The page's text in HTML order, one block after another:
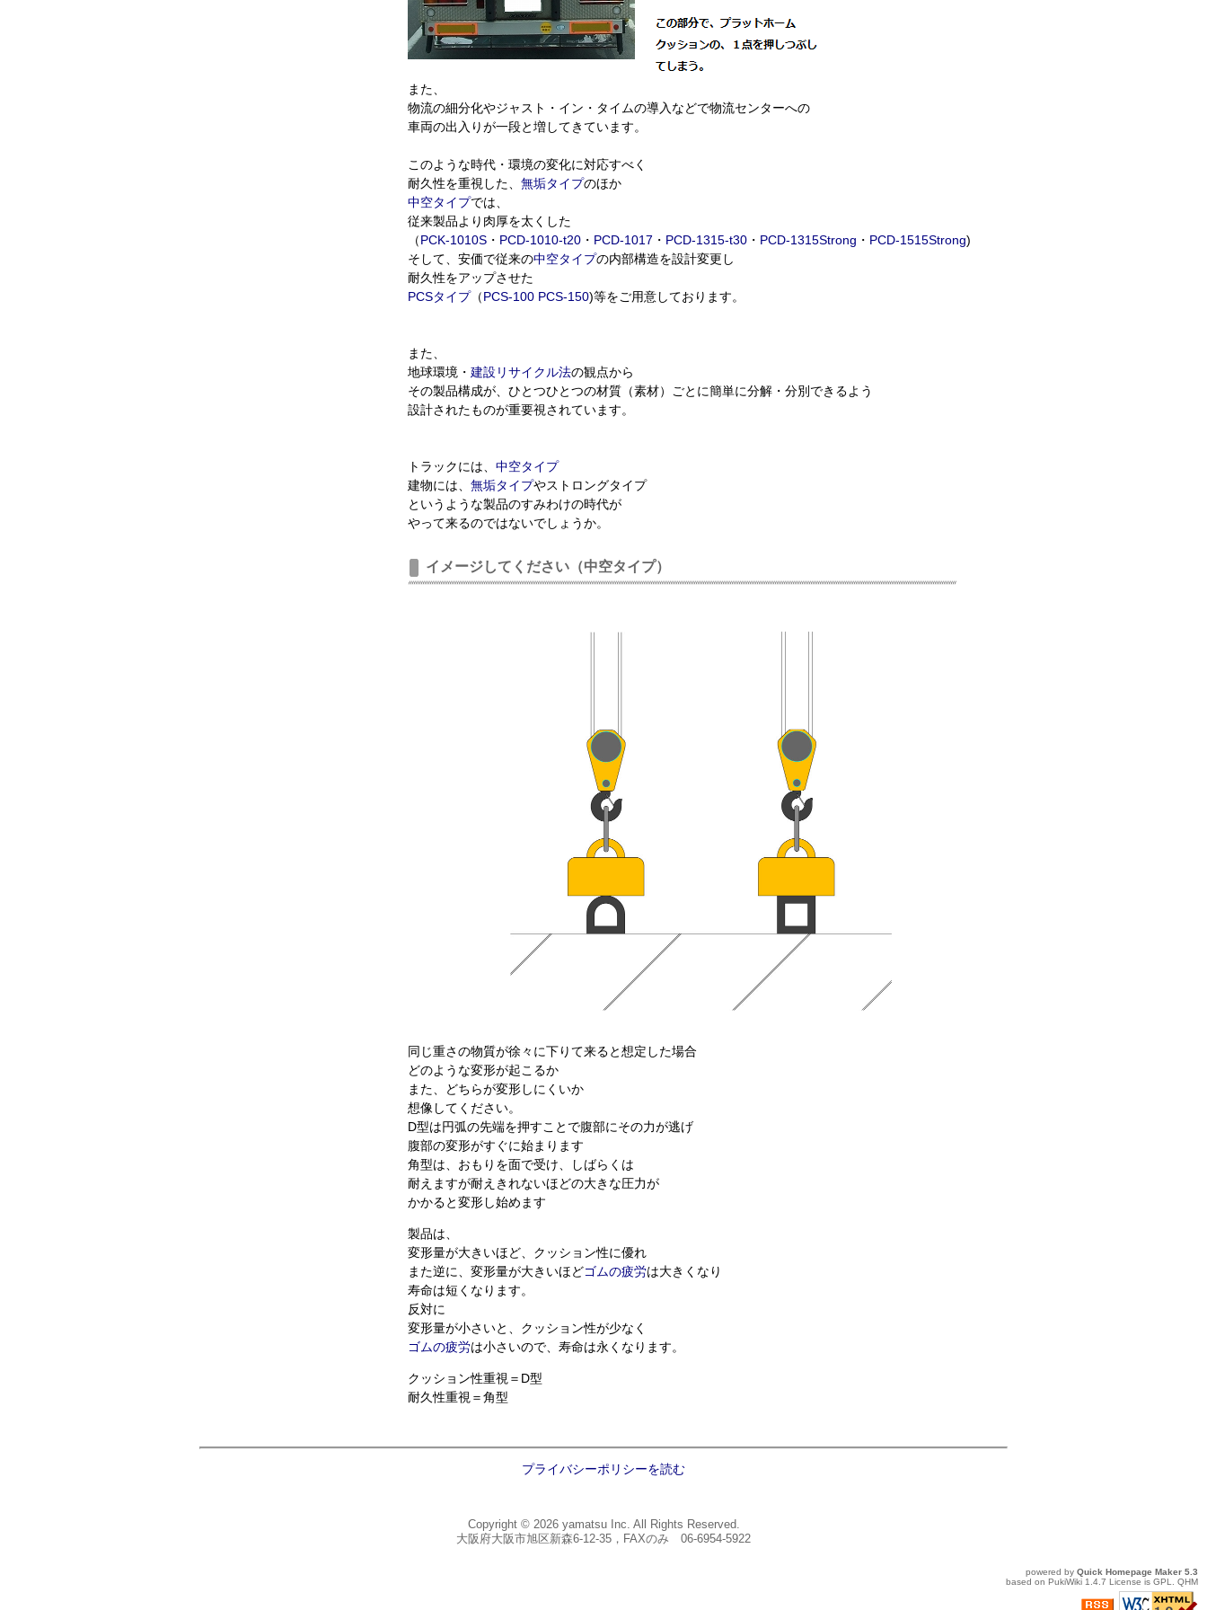
また、
物流の細分化やジャスト・イン・タイムの導入などで物流センターへの
車両の出入りが一段と増してきています。
このような時代・環境の変化に対応すべく
耐久性を重視した、 無垢タイプのほか
中空タイプでは、
従来製品より肉厚を太くした
（PCK-1010S ・ PCD-1010-t20 ・ PCD-1017 ・ PCD-1315-t30 ・ PCD-1315Strong ・ PCD-1515Strong)
そして、安価で従来の中空タイプの内部構造を設計変更し
耐久性をアップさせた
PCSタイプ（PCS-100 PCS-150)等をご用意しております。
また、
地球環境・ 建設リサイクル法の観点から
その製品構成が、ひとつひとつの材質（素材）ごとに簡単に分解・分別できるよう
設計されたものが重要視されています。
トラックには、 中空タイプ
建物には、 無垢タイプやストロングタイプ
というような製品のすみわけの時代が
やって来るのではないでしょうか。
イメージしてください（中空タイプ）
同じ重さの物質が徐々に下りて来ると想定した場合
どのような変形が起こるか
また、どちらが変形しにくいか
想像してください。
D型は円弧の先端を押すことで腹部にその力が逃げ
腹部の変形がすぐに始まります
角型は、おもりを面で受け、しばらくは
耐えますが耐えきれないほどの大きな圧力が
かかると変形し始めます
製品は、
変形量が大きいほど、クッション性に優れ
また逆に、変形量が大きいほどゴムの疲労は大きくなり
寿命は短くなります。
反対に
変形量が小さいと、クッション性が少なく
ゴムの疲労は小さいので、寿命は永くなります。
クッション性重視＝D型
耐久性重視＝角型
プライバシーポリシーを読む
Copyright © 2026 yamatsu Inc. All Rights Reserved.
大阪府大阪市旭区新森6-12-35，FAXのみ 06-6954-5922
powered by Quick Homepage Maker 5.3
based on PukiWiki 1.4.7 License is GPL QHM